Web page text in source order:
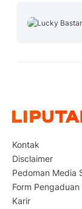
Kontak
Disclaimer
Pedoman Media
Form Pengaduan
Karir